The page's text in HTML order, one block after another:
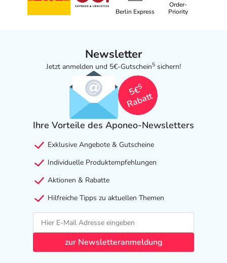
Berlin Express
Order-
Priority
Newsletter
Jetzt anmelden und 5€-Gutschein5 sichern!
5€
5
Rabatt
Ihre Vorteile des Aponeo-Newsletters
Exklusive Angebote & Gutscheine
Individuelle Produktempfehlungen
Aktionen & Rabatte
Hilfreiche Tipps zu aktuellen Themen
zur Newsletteranmeldung